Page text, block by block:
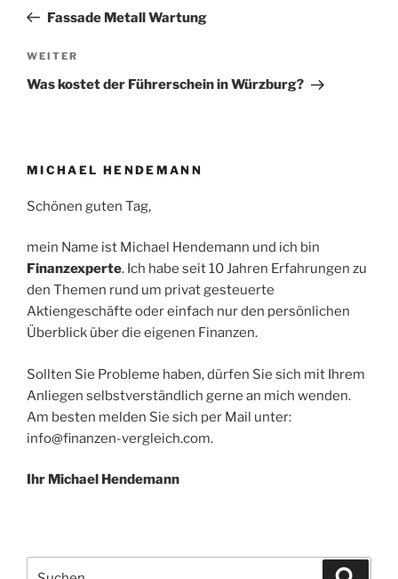
Beitrag
Fassade Metall Wartung
Nächster
Beitrag
WEITER
Was kostet der Führerschein in Würzburg?
MICHAEL HENDEMANN
Schönen guten Tag,
mein Name ist Michael Hendemann und ich bin
Finanzexperte. Ich habe seit 10 Jahren Erfahrungen zu
den Themen rund um privat gesteuerte
Aktiengeschäfte oder einfach nur den persönlichen
Überblick über die eigenen Finanzen.
Sollten Sie Probleme haben, dürfen Sie sich mit Ihrem
Anliegen selbstverständlich gerne an mich wenden.
Am besten melden Sie sich per Mail unter:
info@finanzen-vergleich.com.
Ihr Michael Hendemann